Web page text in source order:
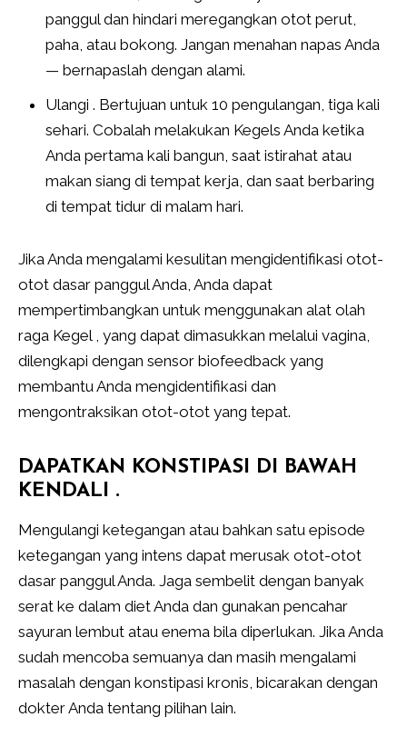
panggul dan hindari meregangkan otot perut,
paha, atau bokong. Jangan menahan napas Anda
— bernapaslah dengan alami.
Ulangi . Bertujuan untuk 10 pengulangan, tiga kali
sehari. Cobalah melakukan Kegels Anda ketika
Anda pertama kali bangun, saat istirahat atau
makan siang di tempat kerja, dan saat berbaring
di tempat tidur di malam hari.
Jika Anda mengalami kesulitan mengidentifikasi otot-
otot dasar panggul Anda, Anda dapat
mempertimbangkan untuk menggunakan alat olah
raga Kegel , yang dapat dimasukkan melalui vagina,
dilengkapi dengan sensor biofeedback yang
membantu Anda mengidentifikasi dan
mengontraksikan otot-otot yang tepat.
DAPATKAN KONSTIPASI DI BAWAH
KENDALI .
Mengulangi ketegangan atau bahkan satu episode
ketegangan yang intens dapat merusak otot-otot
dasar panggul Anda. Jaga sembelit dengan banyak
serat ke dalam diet Anda dan gunakan pencahar
sayuran lembut atau enema bila diperlukan. Jika Anda
sudah mencoba semuanya dan masih mengalami
masalah dengan konstipasi kronis, bicarakan dengan
dokter Anda tentang pilihan lain.